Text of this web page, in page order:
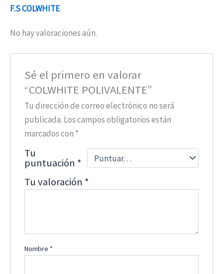
F.S COLWHITE
No hay valoraciones aún.
Sé el primero en valorar
“COLWHITE POLIVALENTE”
Tu dirección de correo electrónico no será
publicada. Los campos obligatorios están
marcados con *
Tu
puntuación *
Tu valoración *
Nombre *